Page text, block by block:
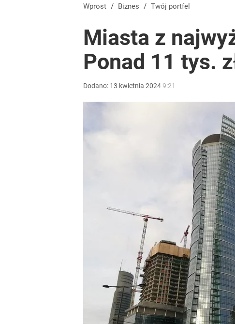
Wprost / Biznes / Twój portfel
Miasta z
Ponad 11 tys.
Dodano: 13 kwietnia 20249:21